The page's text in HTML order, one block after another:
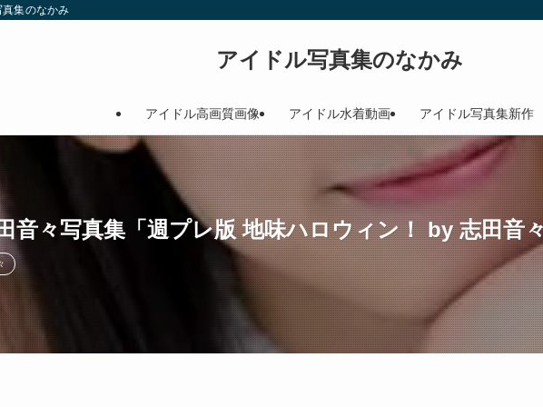
集のなかみ
アイドル写真集のなかみ
アイドル高画質画像 アイドル水着動画 アイドル写真集新作
音々写真集「週プレ版 地味ハロウィン！ by 志田音